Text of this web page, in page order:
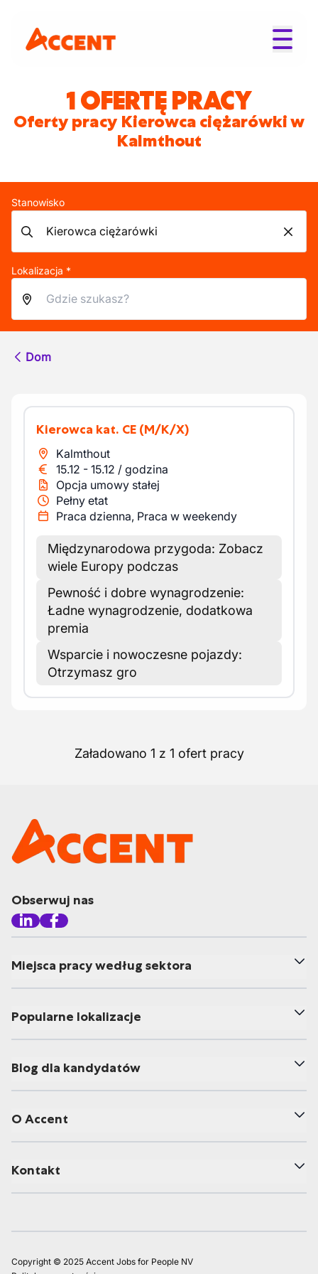
1 OFERTĘ PRACY
Oferty pracy Kierowca ciężarówki w
Kalmthout
Stanowisko
Lokalizacja *
Dom
Kierowca kat. CE (M/K/X)
Kalmthout
15.12 - 15.12 / godzina
Opcja umowy stałej
Pełny etat
Praca dzienna, Praca w weekendy
Międzynarodowa przygoda: Zobacz
wiele Europy podczas
Pewność i dobre wynagrodzenie:
Ładne wynagrodzenie, dodatkowa
premia
Wsparcie i nowoczesne pojazdy:
Otrzymasz gro
Załadowano 1 z 1 ofert pracy
Obserwuj nas
Miejsca pracy według sektora
Popularne lokalizacje
Blog dla kandydatów
O Accent
Kontakt
Copyright © 2025 Accent Jobs for People NV